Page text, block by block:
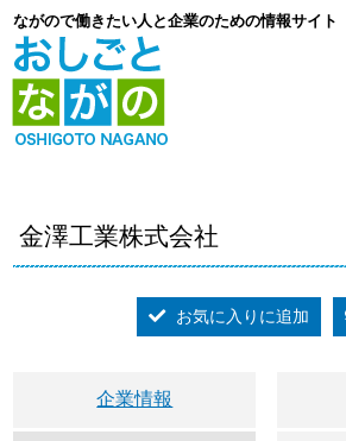
ながので働きたい人と企業のための情報サイト
金澤工業株式会社
お気に入りに追加
企業情報